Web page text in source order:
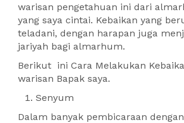
warisan pengetahuan ini dari
yang saya cintai. Kebaikan yang
teladani, dengan harapan juga
jariyah bagi almarhum.
Berikut ini Cara Melakukan
warisan Bapak saya.
Senyum
Dalam banyak pembicaraan